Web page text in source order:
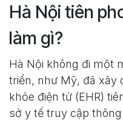
Hà Nội tiên
làm gì?
Hà Nội không đi một
triển, như Mỹ, đã xây
khỏe điện tử (EHR)
sở y tế truy cập